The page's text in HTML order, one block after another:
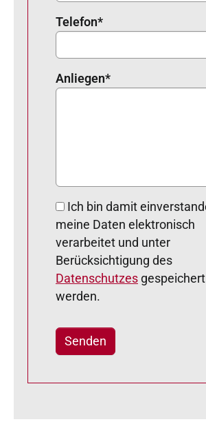
Telefon*
Anliegen*
meine Daten elektronisch
verarbeitet und unter
Berücksichtigung des
Datenschutzes gespeichert
werden.